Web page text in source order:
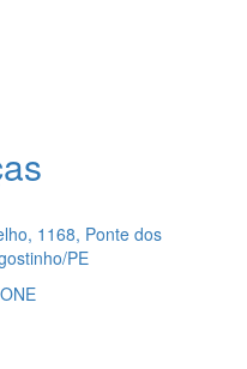
1168, Ponte dos
PE